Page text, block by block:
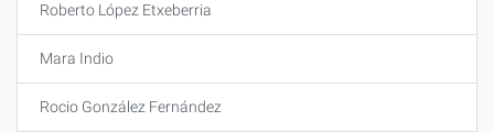
Roberto López Etxeberria
Mara Indio
Rocio González Fernández